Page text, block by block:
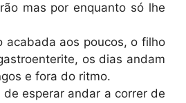
mas por enquanto só lhe
acabada aos poucos, o filho
os dias andam
e fora do ritmo.
esperar andar a correr de